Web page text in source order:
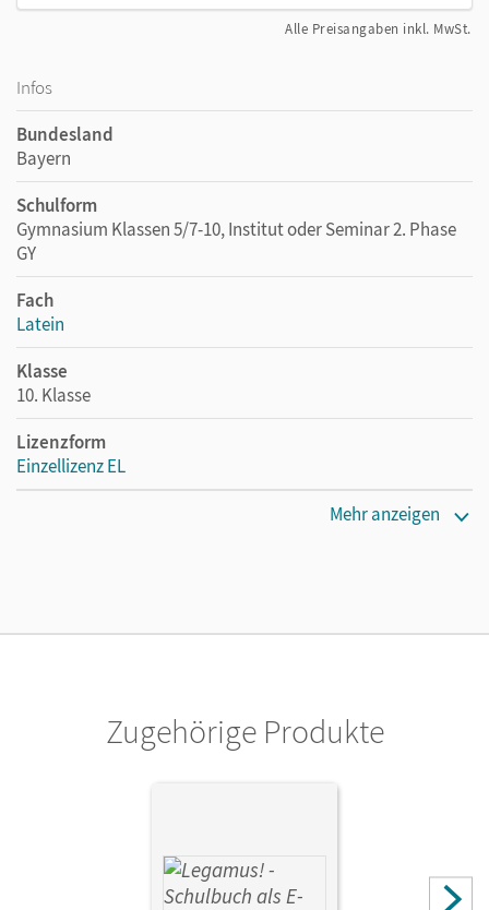
Alle Preisangaben inkl. MwSt.
Infos
Bundesland
Bayern
Schulform
Gymnasium Klassen 5/7-10, Institut oder Seminar 2. Phase
GY
Fach
Latein
Klasse
10. Klasse
Lizenzform
Einzellizenz EL
Mehr anzeigen
Zugehörige Produkte